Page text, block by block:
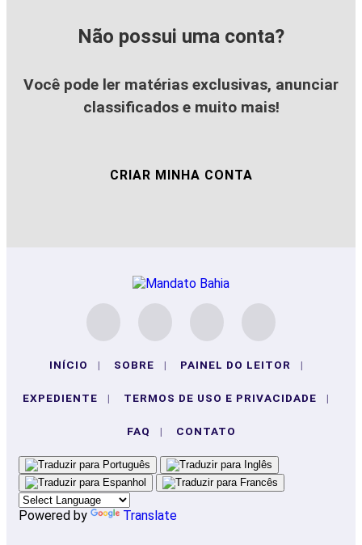
Não possui uma conta?
Você pode ler matérias exclusivas, anunciar
classificados e muito mais!
CRIAR MINHA CONTA
INÍCIO | SOBRE | PAINEL DO LEITOR |
EXPEDIENTE | TERMOS DE USO E PRIVACIDADE |
FAQ | CONTATO
Powered by Translate